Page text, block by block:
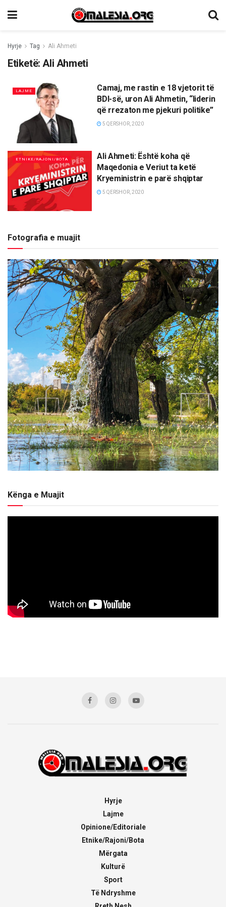
Hyrje Tag Ali Ahmeti
Etiketë:Ali Ahmeti
LAJME
Camaj, me rastin e 18 vjetorit të
BDI-së, uron Ali Ahmetin, “liderin
që rrezaton me pjekuri politike”
5 QERSHOR, 2020
ETNIKE/RAJONI/BOTA
Ali Ahmeti: Është koha që
Maqedonia e Veriut ta ketë
Kryeministrin e parë shqiptar
5 QERSHOR, 2020
Fotografia e muajit
Kënga e Muajit
Hyrje
Lajme
Opinione/Editoriale
Etnike/Rajoni/Bota
Mërgata
Kulturë
Sport
Të Ndryshme